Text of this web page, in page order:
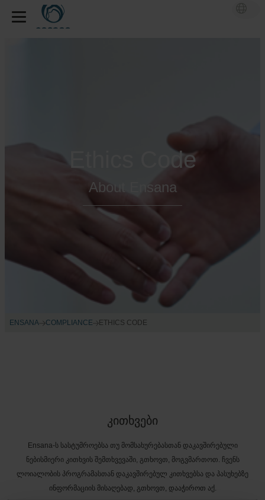
Ethics Code
About Ensana
ENSANA COMPLIANCE ETHICS CODE
კითხვები
Ensana-ს სასტუმროებსა თუ მომსახურებასთან დაკავშირებული
ნებისმიერი კითხვის შემთხვევაში, გთხოვთ, მოგვმართოთ. ჩვენს
ლოიალობის პროგრამასთან დაკავშირებულ კითხვებსა და პასუხებზე
ინფორმაციის მისაღებად, გთხოვთ, დააჭიროთ აქ.